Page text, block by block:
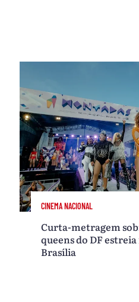
CINEMA NACIONAL
Curta-metragem
queens do DF
Brasília